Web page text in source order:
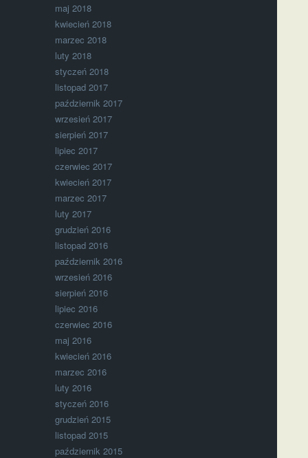
maj 2018
kwiecień 2018
marzec 2018
luty 2018
styczeń 2018
listopad 2017
październik 2017
wrzesień 2017
sierpień 2017
lipiec 2017
czerwiec 2017
kwiecień 2017
marzec 2017
luty 2017
grudzień 2016
listopad 2016
październik 2016
wrzesień 2016
sierpień 2016
lipiec 2016
czerwiec 2016
maj 2016
kwiecień 2016
marzec 2016
luty 2016
styczeń 2016
grudzień 2015
listopad 2015
październik 2015